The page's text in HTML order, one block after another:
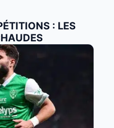
: LES